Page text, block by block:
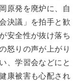
原発を廃炉に、自
決議」を拍手と歓
安全性が抜け落ち
怒りの声が上がり
、学習会などにと
康被害も心配され